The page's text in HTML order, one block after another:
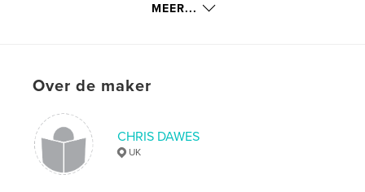
jul 14, 2022
dawes , carmona
MEER...
Over de maker
CHRIS DAWES
UK